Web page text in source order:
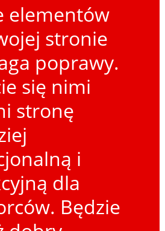
elementów
stronie
poprawy.
się nimi
stronę
i
dla
Będzie